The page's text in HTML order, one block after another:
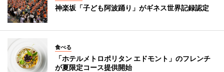
神楽坂「子ども阿波踊り」がギネス世界記録認定
食べる
「ホテルメトロポリタン エドモント」のフレンチ
が夏限定コース提供開始